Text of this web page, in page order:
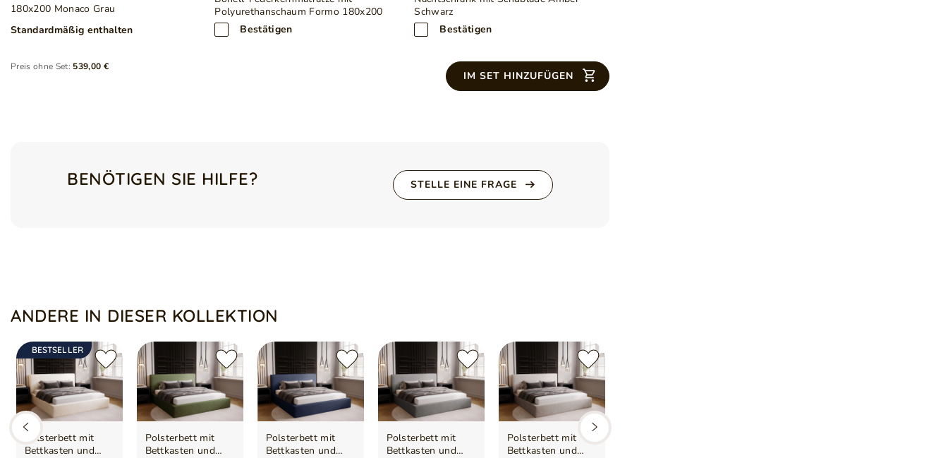
180x200 Monaco Grau
Standardmäßig enthalten
Bestätigen
Polyurethanschaum Formo 180x200
Bestätigen
Schwarz
Preis ohne Set: 539,00 €
IM SET HINZUFÜGEN
BENÖTIGEN SIE HILFE? STELLE EINE FRAGE
ANDERE IN DIESER KOLLEKTION
BESTSELLER
Polsterbett mit
Bettkasten und
Polsterbett mit
Bettkasten und
Polsterbett mit
Bettkasten und
Polsterbett mit
Bettkasten und
Polsterbett mit
Bettkasten und